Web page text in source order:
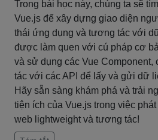
Trong bài học này, chúng ta sẽ
Vue.js để xây dựng giao diện
thái ứng dụng và tương tác với
được làm quen với cú pháp cơ
và sử dụng các Vue
tác với các API để lấy và gửi dữ
Hãy sẵn sàng khám phá và trải
tiện ích của Vue.js trong việc
web lightweight và tương tác!